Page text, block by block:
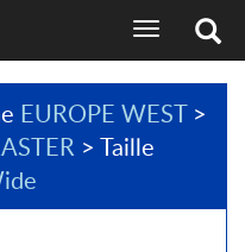
basculer
l'affichage
de
la
navigation
sélecteur
EUROPE WEST>
> Taille